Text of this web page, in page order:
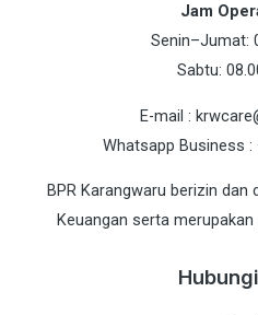
Jam
Senin–Jumat:
Sabtu:
E-mail :
Whatsapp Business :
BPR Karangwaru berizin
Keuangan serta